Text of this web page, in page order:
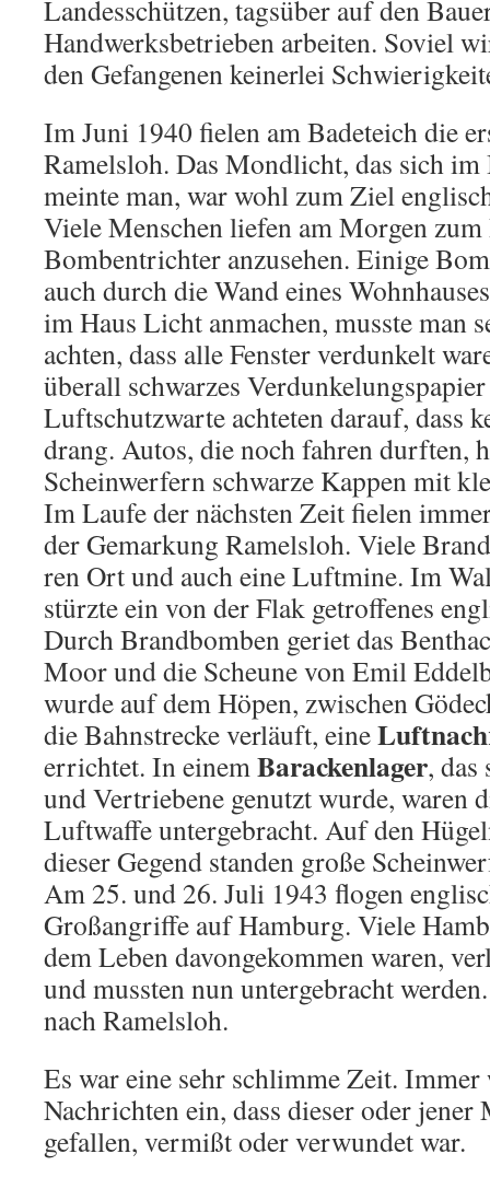
Landesschützen, tagsüber auf den
Handwerksbe­trieben arbeiten. Soviel
den Gefangenen keinerlei
Im Juni 1940 fielen am Badeteich die
Ramelsloh. Das Mond­licht, das sich im
meinte man, war wohl zum Ziel
Viele Men­schen liefen am Morgen
Bombentrichter anzusehen. Einige
auch durch die Wand eines
im Haus Licht anmachen, musste man
achten, dass alle Fenster verdunkelt
überall schwarzes
Luftschutzwarte achteten darauf, dass
drang. Autos, die noch fahren durften,
Scheinwerfern schwarze Kappen mit
Im Laufe der nächsten Zeit fielen
der Gemarkung Ra­melsloh. Viele
ren Ort und auch eine Luftmine. Im
stürzte ein von der Flak getroffenes
Durch Brandbomben geriet das
Moor und die Scheune von Emil
wurde auf dem Höpen, zwischen
die Bahn­strecke verläuft, eine
errichtet. In einemBarackenlager,
und Vertriebene genutzt wurde, waren
Luftwaffe untergebracht. Auf den
dieser Gegend standen große
Am 25. und 26. Juli 1943 flogen
Großangriffe auf Hamburg. Viele
dem Leben davongekommen waren,
und mussten nun unterge­bracht
nach Ramelsloh.
Es war eine sehr schlimme Zeit.
Nachrichten ein, dass dieser oder jener
gefallen, vermißt oder verwundet war.